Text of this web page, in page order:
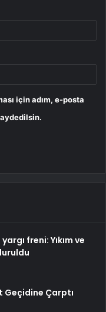
için adım, e-posta
freni: Yıkım ve
Geçidine Çarptı